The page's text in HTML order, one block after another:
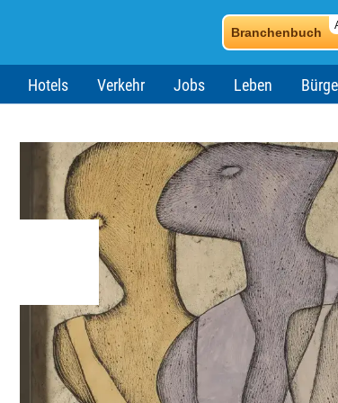
Branchenbuch
Hotels Verkehr Jobs Leben